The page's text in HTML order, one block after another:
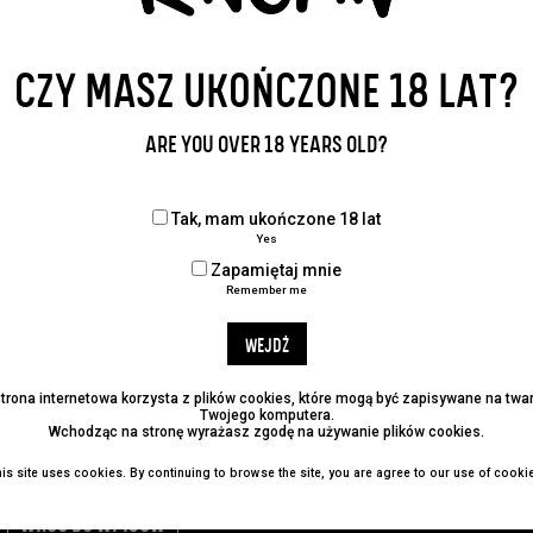
to the brim with the tropical fruit character of mango,
who want to enjoy the refreshing flavour of an
WRÓĆ DO WPISÓW
CZY MASZ UKOŃCZONE 18 LAT?
ARE YOU OVER 18 YEARS OLD?
Tak, mam ukończone 18 lat
Yes
Zapamiętaj mnie
Remember me
WEJDŹ
internetowa korzysta z plików cookies, które mogą być zapisywane na
Twojego komputera.
Wchodząc na stronę wyrażasz zgodę na używanie plików cookies.
site uses cookies. By continuing to browse the site, you are agree to our use of